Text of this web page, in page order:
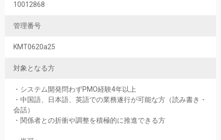
10012868
管理番号
KMT0620a25
対象となる方
・システム開発問わずPMO経験4年以上
・中国語、日本語、英語での業務遂行が可能な方（読み書き・
会話）
・関係者との折衝や調整を積極的に推進できる方